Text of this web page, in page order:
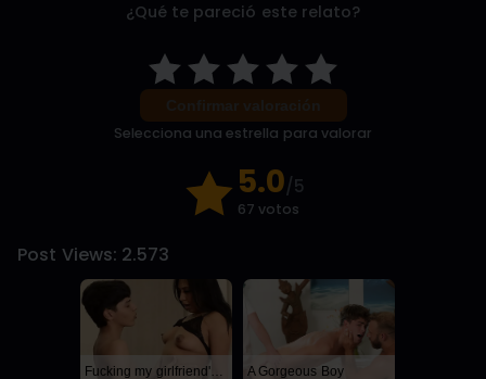
¿Qué te pareció este relato?
Selecciona una estrella para valorar
5.0/5
67 votos
Post Views: 2.573
Fucking my girlfriend's hot mommy by mistake A Gorgeous Boy